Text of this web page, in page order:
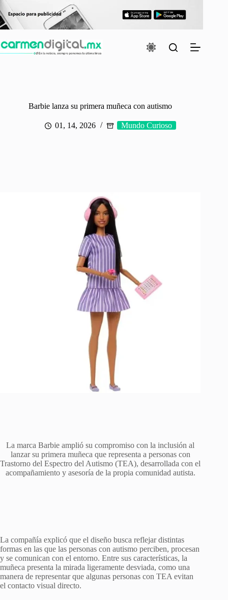
Saltar
al
contenido
Barbie lanza su primera muñeca con autismo
01, 14, 2026 Mundo Curioso
La marca Barbie amplió su compromiso con la inclusión al
lanzar su primera muñeca que representa a personas con
Trastorno del Espectro del Autismo (TEA), desarrollada con el
acompañamiento y asesoría de la propia comunidad autista.
La compañía explicó que el diseño busca reflejar distintas
formas en las que las personas con autismo perciben, procesan
y se comunican con el entorno. Entre sus características, la
muñeca presenta la mirada ligeramente desviada, como una
manera de representar que algunas personas con TEA evitan
el contacto visual directo.